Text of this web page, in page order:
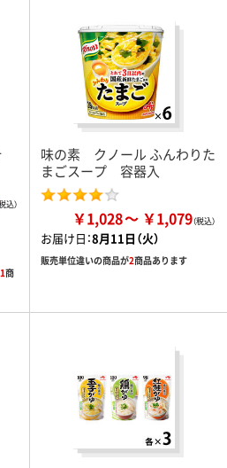
商
味の素 クノール ふんわりた
まごスープ 容器入
￥1,028 ￥1,079
お届け日：8月11日（火）
販売単位違いの商品が2商品あります